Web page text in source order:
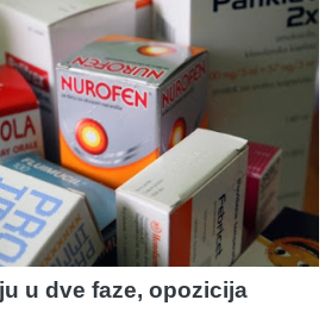
u dve faze, opozicija